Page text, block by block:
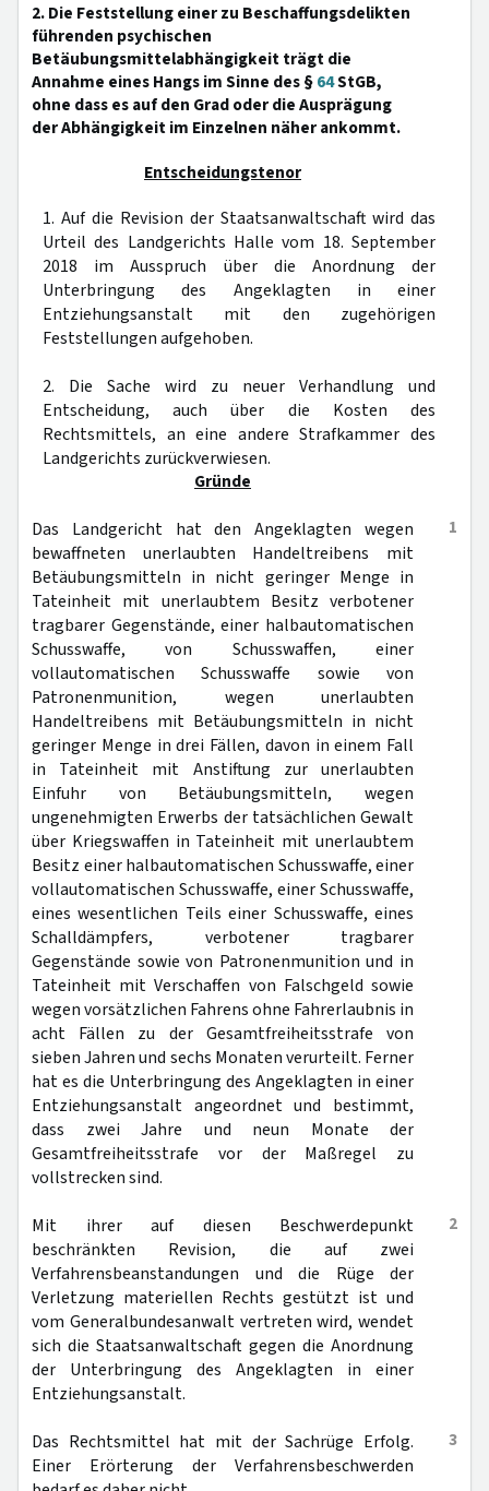
2. Die Feststellung einer zu Beschaffungsdelikten
führenden psychischen
Betäubungsmittelabhängigkeit trägt die
Annahme eines Hangs im Sinne des §64StGB,
ohne dass es auf den Grad oder die Ausprägung
der Abhängigkeit im Einzelnen näher ankommt.
Entscheidungstenor
1. Auf die Revision der Staatsanwaltschaft wird das
Urteil des Landgerichts Halle vom 18. September
2018 im Ausspruch über die Anordnung der
Unterbringung des Angeklagten in einer
Entziehungsanstalt mit den zugehörigen
Feststellungen aufgehoben.
2. Die Sache wird zu neuer Verhandlung und
Entscheidung, auch über die Kosten des
Rechtsmittels, an eine andere Strafkammer des
Landgerichts zurückverwiesen.
Gründe
1
Das Landgericht hat den Angeklagten wegen
bewaffneten unerlaubten Handeltreibens mit
Betäubungsmitteln in nicht geringer Menge in
Tateinheit mit unerlaubtem Besitz verbotener
tragbarer Gegenstände, einer halbautomatischen
Schusswaffe, von Schusswaffen, einer
vollautomatischen Schusswaffe sowie von
Patronenmunition, wegen unerlaubten
Handeltreibens mit Betäubungsmitteln in nicht
geringer Menge in drei Fällen, davon in einem Fall
in Tateinheit mit Anstiftung zur unerlaubten
Einfuhr von Betäubungsmitteln, wegen
ungenehmigten Erwerbs der tatsächlichen Gewalt
über Kriegswaffen in Tateinheit mit unerlaubtem
Besitz einer halbautomatischen Schusswaffe, einer
vollautomatischen Schusswaffe, einer Schusswaffe,
eines wesentlichen Teils einer Schusswaffe, eines
Schalldämpfers, verbotener tragbarer
Gegenstände sowie von Patronenmunition und in
Tateinheit mit Verschaffen von Falschgeld sowie
wegen vorsätzlichen Fahrens ohne Fahrerlaubnis in
acht Fällen zu der Gesamtfreiheitsstrafe von
sieben Jahren und sechs Monaten verurteilt. Ferner
hat es die Unterbringung des Angeklagten in einer
Entziehungsanstalt angeordnet und bestimmt,
dass zwei Jahre und neun Monate der
Gesamtfreiheitsstrafe vor der Maßregel zu
vollstrecken sind.
2
Mit ihrer auf diesen Beschwerdepunkt
beschränkten Revision, die auf zwei
Verfahrensbeanstandungen und die Rüge der
Verletzung materiellen Rechts gestützt ist und
vom Generalbundesanwalt vertreten wird, wendet
sich die Staatsanwaltschaft gegen die Anordnung
der Unterbringung des Angeklagten in einer
Entziehungsanstalt.
3
Das Rechtsmittel hat mit der Sachrüge Erfolg.
Einer Erörterung der Verfahrensbeschwerden